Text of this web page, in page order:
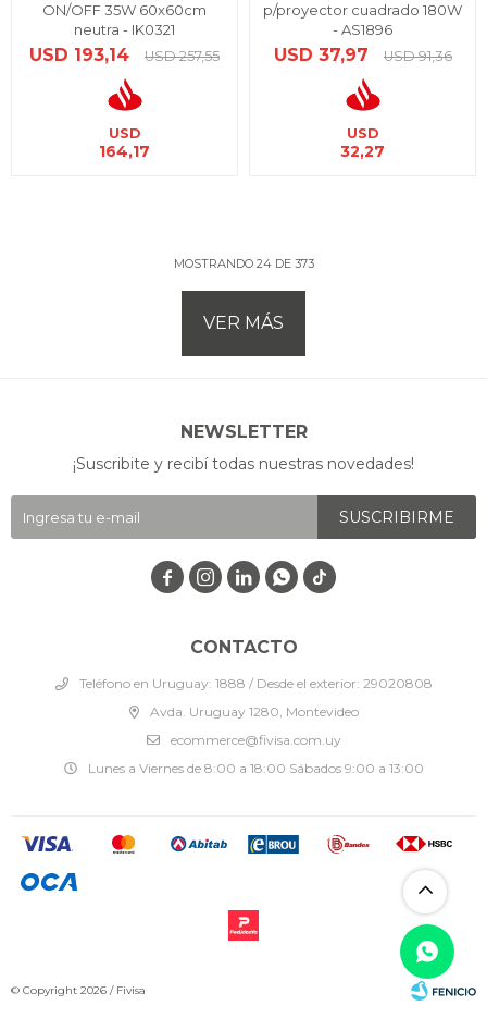
ON/OFF 35W 60x60cm
neutra - IK0321
USD 193,14 USD 257,55
USD
164,17
p/proyector cuadrado 180W
- AS1896
USD 37,97 USD 91,36
USD
32,27
MOSTRANDO 24DE 373
VER MÁS
CONTACTO
Teléfono en Uruguay: 1888 / Desde el exterior: 29020808
Avda. Uruguay 1280, Montevideo
ecommerce@fivisa.com.uy
Lunes a Viernes de 8:00 a 18:00 Sábados 9:00 a 13:00
NEWSLETTER
¡Suscribite y recibí todas nuestras novedades!
SUSCRIBIRME
   
© Copyright 2026 / Fivisa